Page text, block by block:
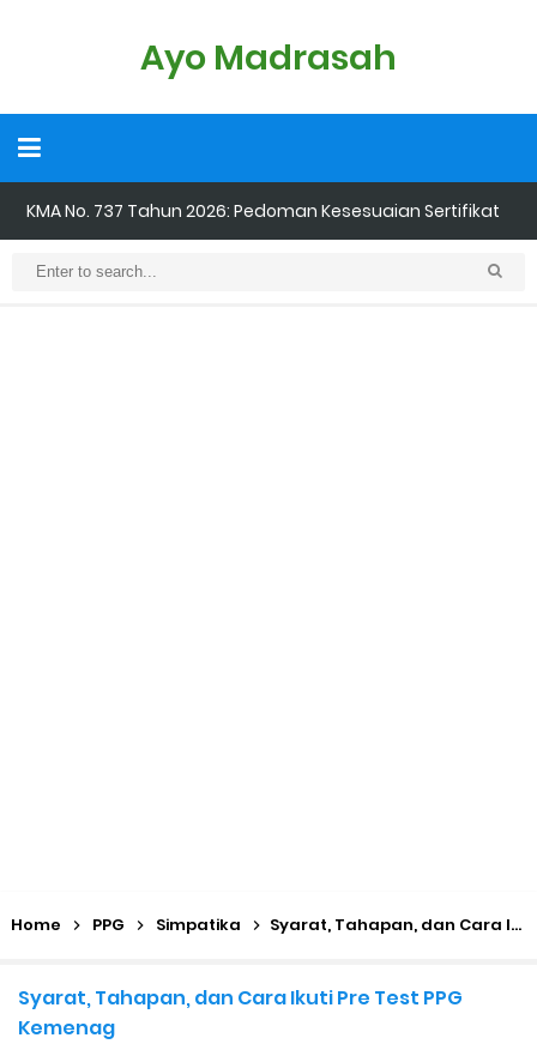
Ayo Madrasah
KMA No. 737 Tahun 2026: Pedoman Kesesuaian Sertifikat
Daftar Penerima PIP MI, MTs, dan MA Tahap I 2026
Home PPG Simpatika Syarat, Tahapan, dan Cara Ikuti Pre Test PPG Kemenag
Syarat, Tahapan, dan Cara Ikuti Pre Test PPG
Kemenag